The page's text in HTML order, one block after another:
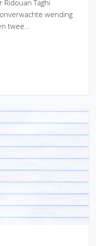
Taghi
wending
twee…